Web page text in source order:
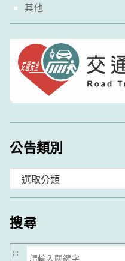
其他
公告類別
類
搜尋
搜
:::